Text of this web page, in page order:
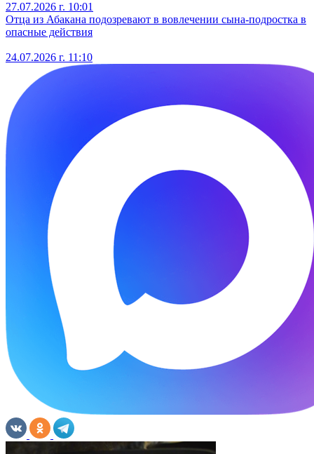
27.07.2026 г. 10:01
Отца из Абакана подозревают в вовлечении сына-подростка в
опасные действия
24.07.2026 г. 11:10